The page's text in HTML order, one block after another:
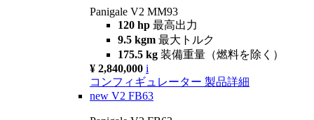
Panigale V2 MM93
120 hp 最高出力
9.5 kgm 最大トルク
175.5 kg 装備重量（燃料を除く）
¥ 2,840,000 i
コンフィギュレーター 製品詳細
new V2 FB63